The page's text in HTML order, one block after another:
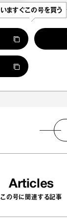
いますぐこの号を買う
Articles
この号に関連する記事